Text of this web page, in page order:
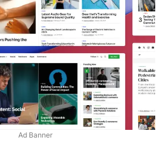
Ad Banner